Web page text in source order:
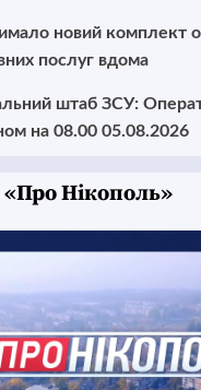
новий комплект
послуг вдома
штаб ЗСУ:
на 08.00 05.08.2026
Нікополь»